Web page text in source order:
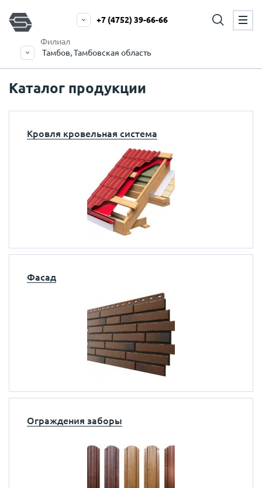
Филиал
Тамбов, Тамбовская область
+7 (4752) 39-66-66
Каталог продукции
Кровля кровельная система
Фасад
Ограждения заборы